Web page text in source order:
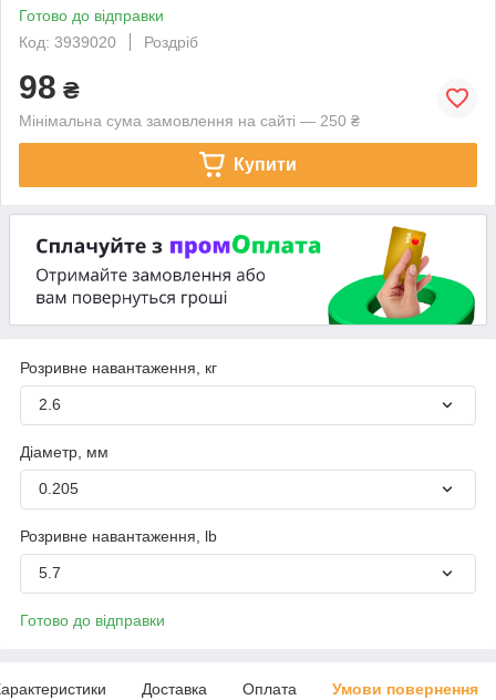
Готово до відправки
Код: 3939020
Роздріб
98 ₴
Мінімальна сума замовлення на сайті — 250 ₴
Купити
Розривне навантаження, кг
2.6
Діаметр, мм
0.205
Розривне навантаження, lb
5.7
Готово до відправки
Доставка Оплата Умови повернення